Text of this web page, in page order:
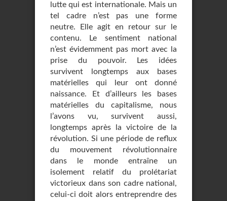
lutte qui est internationale. Mais un
tel cadre n’est pas une forme
neutre. Elle agit en retour sur le
contenu. Le sentiment national
n’est évidemment pas mort avec la
prise du pouvoir. Les idées
survivent longtemps aux bases
matérielles qui leur ont donné
naissance. Et d’ailleurs les bases
matérielles du capitalisme, nous
l’avons vu, survivent aussi,
longtemps après la victoire de la
révolution. Si une période de reflux
du mouvement révolutionnaire
dans le monde entraîne un
isolement relatif du prolétariat
victorieux dans son cadre national,
celui-ci doit alors entreprendre des